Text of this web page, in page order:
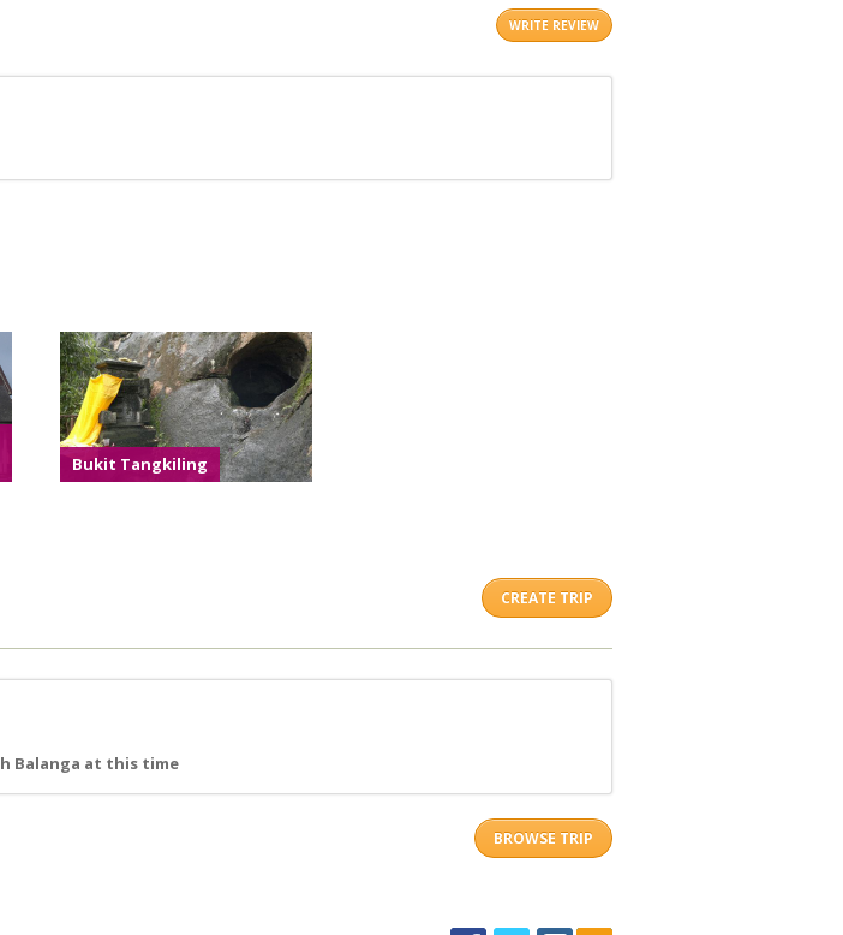
WRITE REVIEW
Bukit Tangkiling
CREATE TRIP
Balanga at this time
BROWSE TRIP